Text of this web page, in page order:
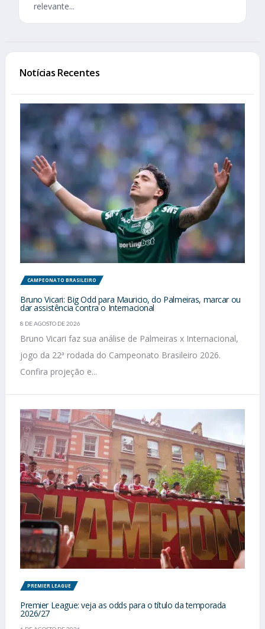
relevante...
Notícias Recentes
CAMPEONATO BRASILEIRO
Bruno Vicari: Big Odd para Mauricio, do Palmeiras, marcar ou
dar assistência contra o Internacional
8 DE AGOSTO DE 2026
Bruno Vicari faz sua análise de Palmeiras x Internacional,
jogo da 22ª rodada do Campeonato Brasileiro 2026.
Confira projeção e...
PREMIER LEAGUE
Premier League: veja as odds para o título da temporada
2026/27